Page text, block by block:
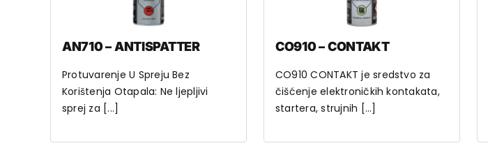
AN710 – ANTISPATTER
Protuvarenje U Spreju Bez
Korištenja Otapala: Ne ljepljivi
sprej za [...]
CO910 – CONTAKT
CO910 CONTAKT je sredstvo za
čišćenje elektroničkih kontakata,
startera, strujnih [...]